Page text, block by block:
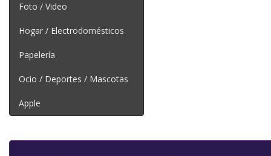
Foto / Video
Hogar / Electrodomésticos
Papelería
Ocio / Deportes / Mascotas
Apple